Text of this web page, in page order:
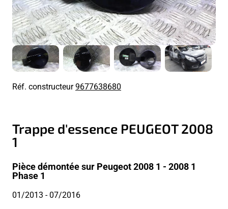
Réf. constructeur9677638680
Trappe d'essence PEUGEOT 2008
1
Pièce démontée sur Peugeot 2008 1 - 2008 1
Phase 1
01/2013 - 07/2016